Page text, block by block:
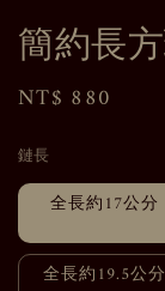
簡約長
Regular
NT$ 880
鏈長
全長約17公
全長約19.5公